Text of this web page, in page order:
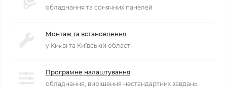
обладнання та сонячних панелей
Монтаж та встановлення
у Києві та Київській області
Програмне налаштування
обладнання, вирішення нестандартних завдань